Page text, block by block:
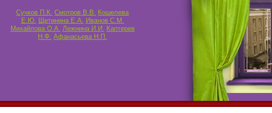
Сучков П.К. Смотров В.В. Кошелева
Е.Ю. Щетинина Е.А. Иванов С.М.
Михайлова О.А. Лежнина И.И. Каптерев
Н.Ф. Афанасьева Н.П.